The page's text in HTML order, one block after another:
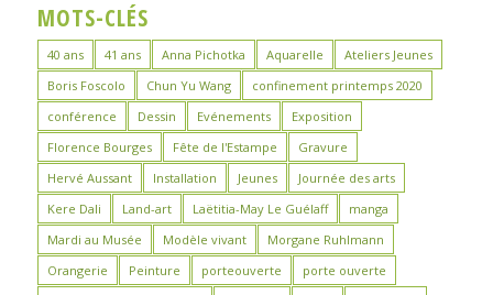
MOTS-CLÉS
40 ans 41 ans Anna Pichotka Aquarelle
Ateliers Jeunes
Boris Foscolo
Chun Yu Wang
confinement printemps 2020
conférence
Dessin Evénements
Exposition
Florence Bourges
Fête de l'Estampe
Gravure
Hervé Aussant
Installation Jeunes
Journée des arts
Kere Dali
Land-art Laëtitia-May Le Guélaff
manga
Mardi au Musée
Modèle vivant
Morgane Ruhlmann
Orangerie
Peinture porteouverte
porte ouverte